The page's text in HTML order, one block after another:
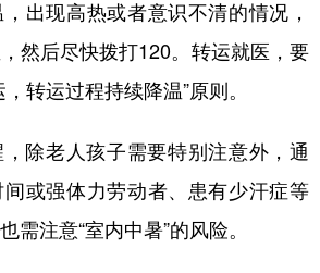
出现高热或者意识不清的情况，
然后尽快拨打120。转运就医，要
转运过程持续降温”原则。
老人孩子需要特别注意外，通
间或强体力劳动者、患有少汗症等
需注意“室内中暑”的风险。